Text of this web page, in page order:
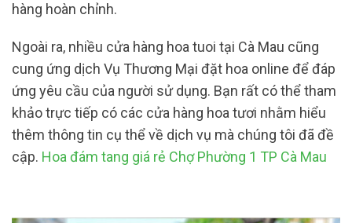
hàng hoàn chỉnh.
Ngoài ra, nhiều cửa hàng hoa tuoi tại Cà Mau cũng
cung ứng dịch Vụ Thương Mại đặt hoa online để đáp
ứng yêu cầu của người sử dụng. Bạn rất có thể tham
khảo trực tiếp có các cửa hàng hoa tươi nhằm hiểu
thêm thông tin cụ thể về dịch vụ mà chúng tôi đã đề
cập. Hoa đám tang giá rẻ Chợ Phường 1 TP Cà Mau